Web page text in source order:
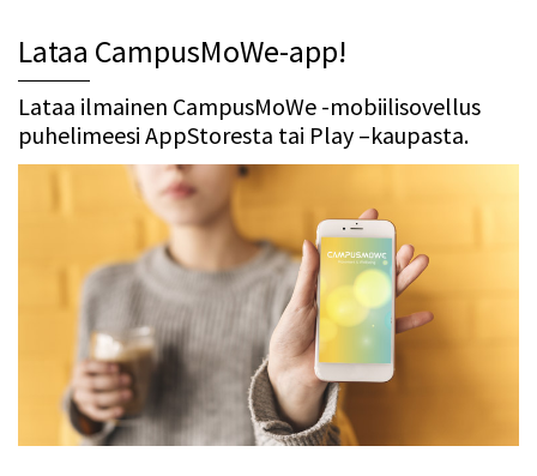
Lataa CampusMoWe-app!
Lataa ilmainen CampusMoWe -mobiilisovellus
puhelimeesi AppStoresta tai Play –kaupasta.